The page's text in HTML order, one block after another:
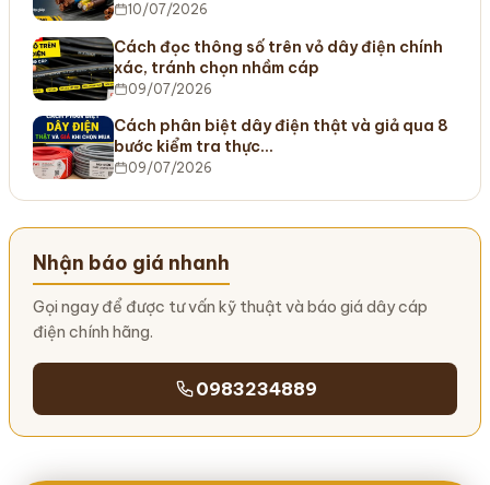
10/07/2026
Cách đọc thông số trên vỏ dây điện chính
xác, tránh chọn nhầm cáp
09/07/2026
Cách phân biệt dây điện thật và giả qua 8
bước kiểm tra thực…
09/07/2026
Nhận báo giá nhanh
Gọi ngay để được tư vấn kỹ thuật và báo giá dây cáp
điện chính hãng.
0983234889